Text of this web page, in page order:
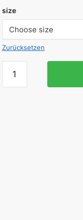
size
Zurücksetzen
EXPLORER